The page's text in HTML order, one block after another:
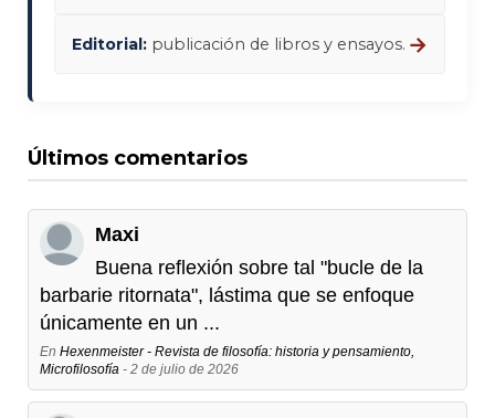
Editorial: publicación de libros y ensayos. →
Últimos comentarios
Maxi
Buena reflexión sobre tal "bucle de la
barbarie ritornata", lástima que se enfoque
únicamente en un ...
En Hexenmeister - Revista de filosofía: historia y pensamiento,
Microfilosofía - 2 de julio de 2026